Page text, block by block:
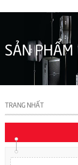
SẢN PHẨM
TRANG NHẤT